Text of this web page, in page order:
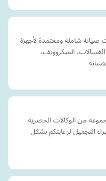
صيانة شاملة ومعتمدة لأجهزة
الغسالات، الميكروويف،
من الوكالات الحصرية
التجميل لرعايتكم بشكل